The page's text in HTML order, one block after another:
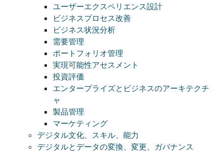
ユーザーエクスペリエンス設計
ビジネスプロセス改善
ビジネス状況分析
需要管理
ポートフォリオ管理
実現可能性アセスメント
投資評価
エンタープライズとビジネスのアーキテクチ
ャ
製品管理
マーケティング
デジタル文化、スキル、能力
デジタルとデータの変換、変更、ガバナンス